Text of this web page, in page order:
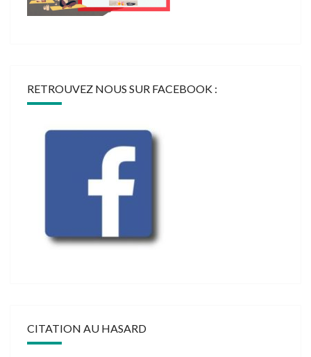
RETROUVEZ NOUS SUR FACEBOOK :
CITATION AU HASARD